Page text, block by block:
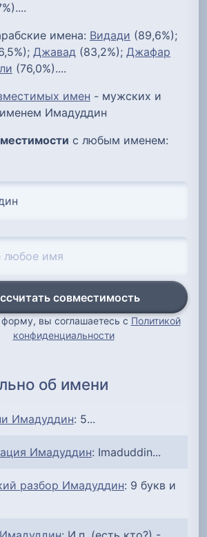
имена: Видади (89,6%);
Джавад (83,2%); Джафар
(76,0%)....
имен - мужских и
Имадуддин
с любым именем:
совместимость
вы соглашаетесь с Политикой
конфиденциальности
об имени
Имадуддин: 5...
Имадуддин: Imaduddin...
разбор Имадуддин: 9 букв и